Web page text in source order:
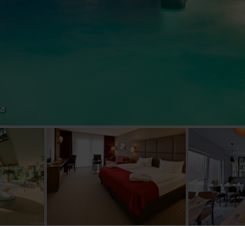
Angebot und unsere Webseite weiter zu
können wir beispielsweise die
optimieren. Wir nutzen hierfür
der auf unsere Website erfassten
. Sie können Ihre Einwilligung
werden genutzt, um Ihnen